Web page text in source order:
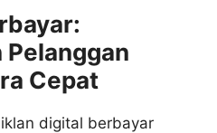
Cepat
digital berbayar